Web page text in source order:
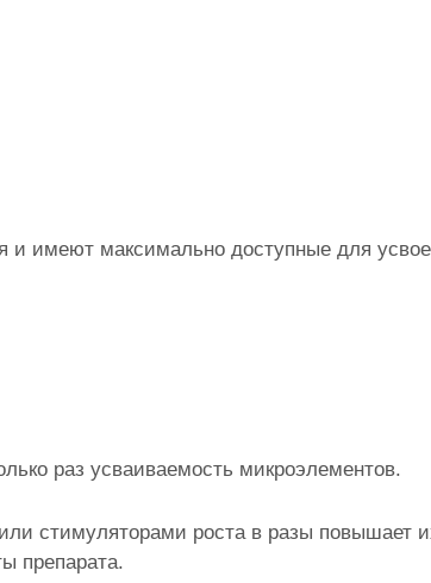
и имеют максимально доступные для
раз усваиваемость микроэлементов.
стимуляторами роста в разы повышает
препарата.